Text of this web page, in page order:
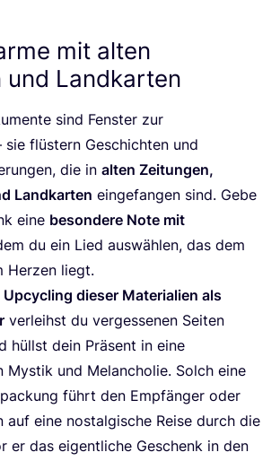
mit alten
und Landkarten
sind Fens­ter zur
sie flüs­tern Geschich­ten und
die in alten Zei­tun­gen,
Land­kar­ten ein­ge­fan­gen sind. Gebe
eine beson­de­re Note mit
du ein Lied aus­wäh­len, das dem
Her­zen liegt.
die­ser Mate­ria­li­en als
ver­leihst du ver­ges­se­nen Sei­ten
hüllst dein Prä­sent in eine
Mys­tik und Melan­cho­lie. Solch eine
führt den Emp­fän­ger oder
auf eine nost­al­gi­sche Rei­se durch die
er das eigent­li­che Geschenk in den